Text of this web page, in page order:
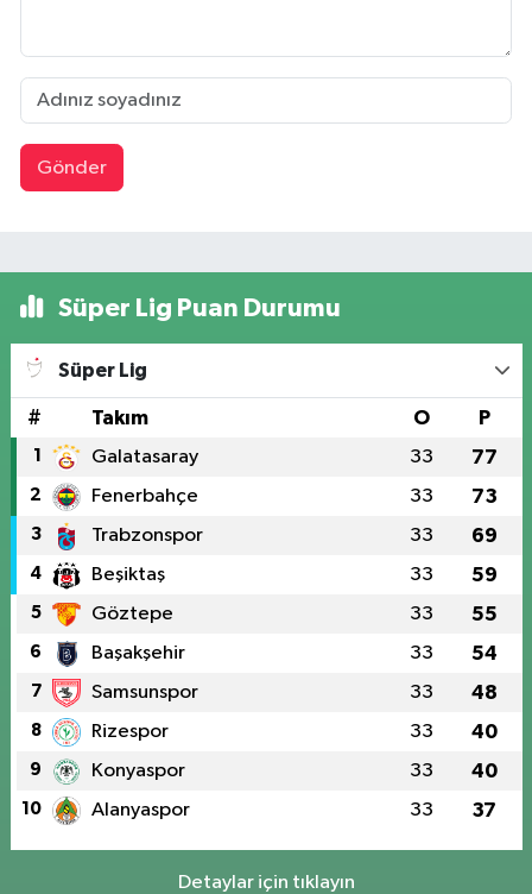
Gönder
Süper Lig Puan Durumu
Süper Lig
# Takım O P
1 Galatasaray 33 77
2 Fenerbahçe 33 73
3 Trabzonspor 33 69
4 Beşiktaş 33 59
5 Göztepe 33 55
6 Başakşehir 33 54
7 Samsunspor 33 48
8 Rizespor 33 40
9 Konyaspor 33 40
10 Alanyaspor 33 37
Detaylar için tıklayın